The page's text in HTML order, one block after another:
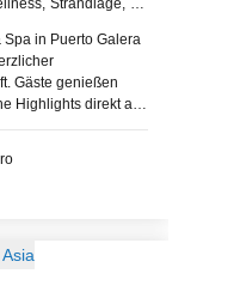
in Puerto Galera
Gäste genießen
Highlights direkt am
in idyllischer
– dieses Resort ist